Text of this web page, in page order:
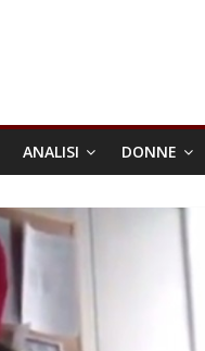
ANALISI DONNE